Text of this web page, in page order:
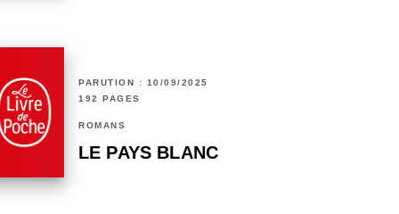
PARUTION : 10/09/2025
192 PAGES
ROMANS
LE PAYS BLANC